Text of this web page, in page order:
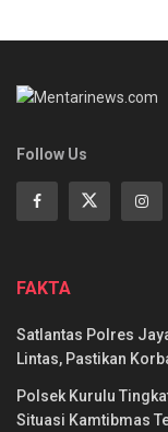
Follow Us
FAKTA
Satlantas Polres
Lintas, Pastikan
Polsek Kurulu
Situasi Kamtibmas